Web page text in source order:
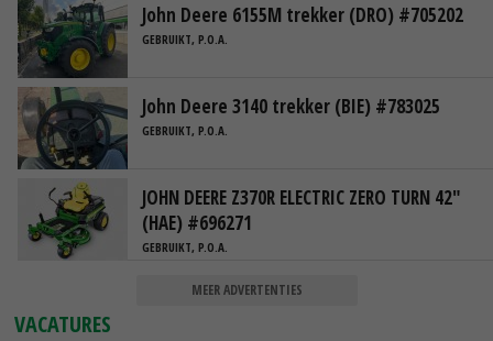
John Deere 6155M trekker (DRO) #705202
GEBRUIKT, P.O.A.
John Deere 3140 trekker (BIE) #783025
GEBRUIKT, P.O.A.
JOHN DEERE Z370R ELECTRIC ZERO TURN 42"
(HAE) #696271
GEBRUIKT, P.O.A.
MEER ADVERTENTIES
VACATURES